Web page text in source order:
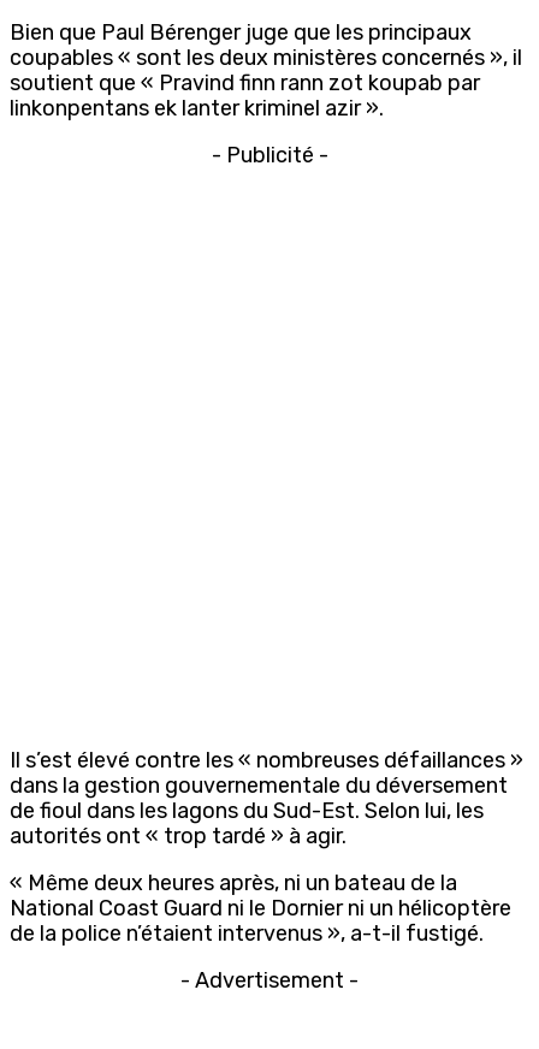
Bien que Paul Bérenger juge que les principaux
coupables « sont les deux ministères concernés », il
soutient que « Pravind finn rann zot koupab par
linkonpentans ek lanter kriminel azir ».
- Publicité -
Il s’est élevé contre les « nombreuses défaillances »
dans la gestion gouvernementale du déversement
de fioul dans les lagons du Sud-Est. Selon lui, les
autorités ont « trop tardé » à agir.
« Même deux heures après, ni un bateau de la
National Coast Guard ni le Dornier ni un hélicoptère
de la police n’étaient intervenus », a-t-il fustigé.
- Advertisement -